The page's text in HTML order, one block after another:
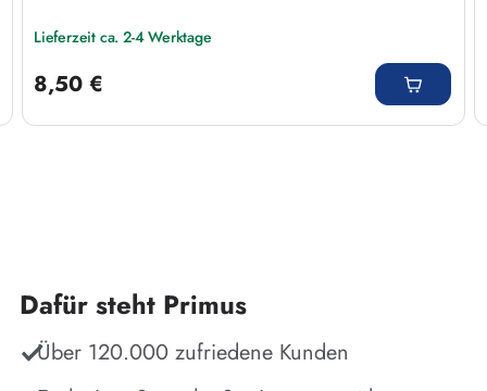
Lieferzeit ca. 2-4 Werktage
8,50 €
Dafür steht Primus
Über 120.000 zufriedene Kunden